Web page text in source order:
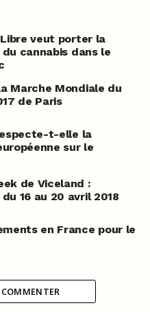
veut porter la
cannabis dans le
Marche Mondiale du
de Paris
t-elle la
sur le
de Viceland :
16 au 20 avril 2018
en France pour le